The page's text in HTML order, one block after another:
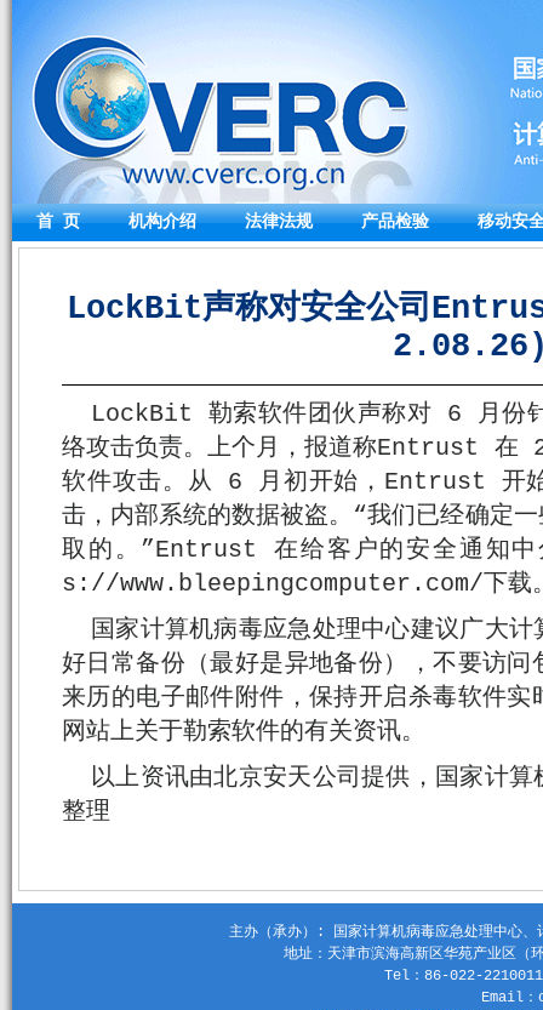
首 页 机构介绍 法律法规 产品检验 移动安
LockBit声称对安全公司
LockBit 勒索软件团伙声称对 6 月份
络攻击负责。上个月，报道称Entrust
软件攻击。从 6 月初开始，Entrust 开
击，内部系统的数据被盗。“我们已经确定
取的。”Entrust 在给客户的安全通知
s://www.bleepingcomputer.com/下载
国家计算机病毒应急处理中心建议广大
好日常备份（最好是异地备份），不要访
来历的电子邮件附件，保持开启杀毒软件
网站上关于勒索软件的有关资讯。
以上资讯由北京安天公司提供，国家计
整理
主办（承办）: 国家计算机病毒应急处理中心
地址：天津市滨海高新区华苑产业区
Tel：86-022-
Email